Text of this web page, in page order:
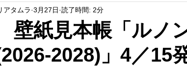
紙見本帳「ルノ
2028)」4／15
アタムラ 3月27日 読了時間: 2分